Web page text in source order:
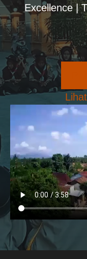
Excellence |